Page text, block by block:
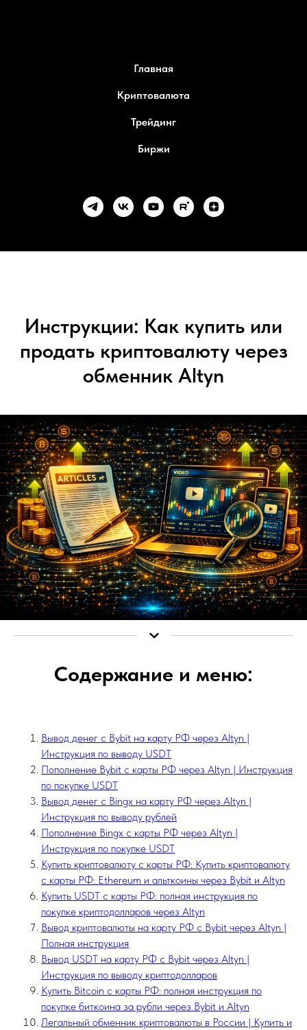
Главная
Криптовалюта
Трейдинг
Биржи
Инструкции: Как купить или
продать криптовалюту через
обменник Altyn
Содержание и меню:
Вывод денег с Bybit на карту РФ через Altyn |
Инструкция по выводу USDT
Пополнение Bybit с карты РФ через Altyn | Инструкция
по покупке USDT
Вывод денег с Bingx на карту РФ через Altyn |
Инструкция по выводу рублей
Пополнение Bingx с карты РФ через Altyn |
Инструкция по покупке USDT
Купить криптовалюту с карты РФ: Купить криптовалюту
с карты РФ: Ethereum и альткоины через Bybit и Altyn
Купить USDT с карты РФ: полная инструкция по
покупке криптодолларов через Altyn
Вывод криптовалюты на карту РФ с Bybit через Altyn |
Полная инструкция
Вывод USDT на карту РФ с Bybit через Altyn |
Инструкция по выводу криптодолларов
Купить Bitcoin с карты РФ: полная инструкция по
покупке биткоина за рубли через Bybit и Altyn
Легальный обменник криптовалюты в России | Купить и